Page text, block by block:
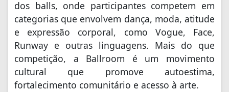
dos balls, onde participantes competem em
categorias que envolvem dança, moda, atitude
e expressão corporal, como Vogue, Face,
Runway e outras linguagens. Mais do que
competição, a Ballroom é um movimento
cultural que promove autoestima,
fortalecimento comunitário e acesso à arte.